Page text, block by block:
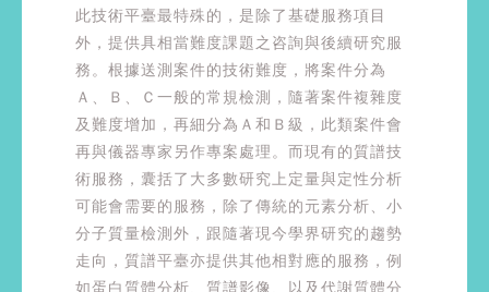
此技術平臺最特殊的，是除了基礎服務項目
外，提供具相當難度課題之咨詢與後續研究服
務。根據送測案件的技術難度，將案件分為
Ａ、Ｂ、Ｃ一般的常規檢測，隨著案件複雜度
及難度增加，再細分為Ａ和Ｂ級，此類案件會
再與儀器專家另作專案處理。而現有的質譜技
術服務，囊括了大多數研究上定量與定性分析
可能會需要的服務，除了傳統的元素分析、小
分子質量檢測外，跟隨著現今學界研究的趨勢
走向，質譜平臺亦提供其他相對應的服務，例
如蛋白質體分析、質譜影像、以及代謝質體分